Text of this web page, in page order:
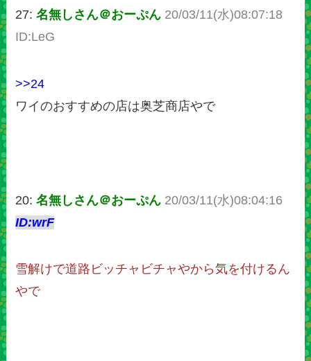
27:名無しさん＠おーぷん 20/03/11(水)08:07:18
ID:LeG
>>24
ワイのおすすめの店は奥芝商店やで
20:名無しさん＠おーぷん 20/03/11(水)08:04:16
ID:wrF
雪解けで道路ビッチャビチャやから気を付けるん
やで